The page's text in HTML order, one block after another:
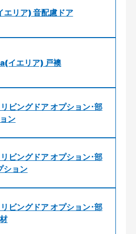
リア) 音配慮ドア
イエリア) 戸襖
ビングドア オプション･部
ン
ビングドア オプション･部
ション
ビングドア オプション･部